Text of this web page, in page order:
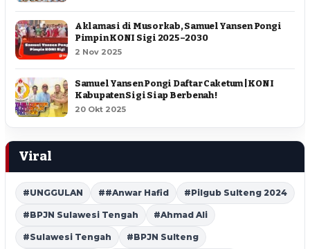
Aklamasi di Musorkab, Samuel Yansen Pongi
Pimpin KONI Sigi 2025–2030
2 Nov 2025
Samuel Yansen Pongi Daftar Caketum | KONI
Kabupaten Sigi Siap Berbenah !
20 Okt 2025
Viral
#UNGGULAN ##Anwar Hafid #Pilgub Sulteng 2024
#BPJN Sulawesi Tengah #Ahmad Ali
#Sulawesi Tengah #BPJN Sulteng